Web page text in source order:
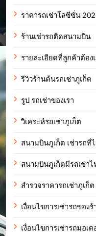
ราคารถเช่าโลซีซั่น
ร้านเช่ารถติดสนามบิน
รายละเอียดที่ลูกค้าต้อง
รีวิวร้านต้นรถเช่าภูเก็ต
รูป รถเช่าของเรา
วิเคระห์รถเช่าภูเก็ต
สนามบินภูเก็ต เช่ารถที่
สนามบินภูเก็ตมีรถเช่า
สำรวจราคารถเช่าภูเก็
เงื่อนไขการเช่ารถของ
เงื่อนไขการเช่ารถมอเ